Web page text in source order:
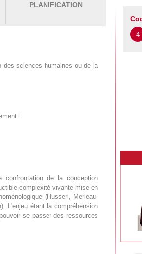
PLANIFICATION
des sciences humaines ou de la
:
confrontation de la conception
complexité vivante mise en
(Husserl, Merleau-
L'enjeu étant la compréhension
se passer des ressources
4